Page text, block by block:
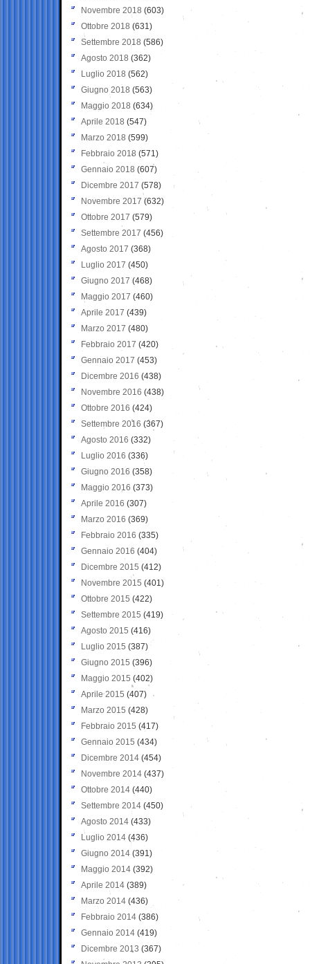
Novembre 2018 (603)
Ottobre 2018 (631)
Settembre 2018 (586)
Agosto 2018 (362)
Luglio 2018 (562)
Giugno 2018 (563)
Maggio 2018 (634)
Aprile 2018 (547)
Marzo 2018 (599)
Febbraio 2018 (571)
Gennaio 2018 (607)
Dicembre 2017 (578)
Novembre 2017 (632)
Ottobre 2017 (579)
Settembre 2017 (456)
Agosto 2017 (368)
Luglio 2017 (450)
Giugno 2017 (468)
Maggio 2017 (460)
Aprile 2017 (439)
Marzo 2017 (480)
Febbraio 2017 (420)
Gennaio 2017 (453)
Dicembre 2016 (438)
Novembre 2016 (438)
Ottobre 2016 (424)
Settembre 2016 (367)
Agosto 2016 (332)
Luglio 2016 (336)
Giugno 2016 (358)
Maggio 2016 (373)
Aprile 2016 (307)
Marzo 2016 (369)
Febbraio 2016 (335)
Gennaio 2016 (404)
Dicembre 2015 (412)
Novembre 2015 (401)
Ottobre 2015 (422)
Settembre 2015 (419)
Agosto 2015 (416)
Luglio 2015 (387)
Giugno 2015 (396)
Maggio 2015 (402)
Aprile 2015 (407)
Marzo 2015 (428)
Febbraio 2015 (417)
Gennaio 2015 (434)
Dicembre 2014 (454)
Novembre 2014 (437)
Ottobre 2014 (440)
Settembre 2014 (450)
Agosto 2014 (433)
Luglio 2014 (436)
Giugno 2014 (391)
Maggio 2014 (392)
Aprile 2014 (389)
Marzo 2014 (436)
Febbraio 2014 (386)
Gennaio 2014 (419)
Dicembre 2013 (367)